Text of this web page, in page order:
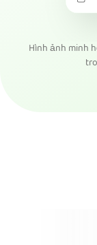
Hình ảnh minh